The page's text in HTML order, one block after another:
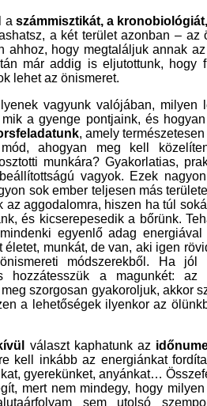
a számmisztikát, a
lehet az önismeret.
vagyunk valójában, milyen
a gyenge pontjaink, és
, amely
értelmében, hanem az a mód,
teremtettem vagy éppen beosztotti
rám, vagy inkább művészi
rávilágítanak a lényegre. Nagyon sok
őt boldoggá tenné. Már ez ok az
menetelni, elfogy az energiánk, és
lehet a vége. Persze nem mindenki
tovább bírja a nem rá szabott életet,
is lehet következtetni az önismereti
képességeinkkel, és mi is
visszaszorítjuk, a pozitívakat meg
meg a sorsfeladatunkat, hiszen a
választ kaphatunk az